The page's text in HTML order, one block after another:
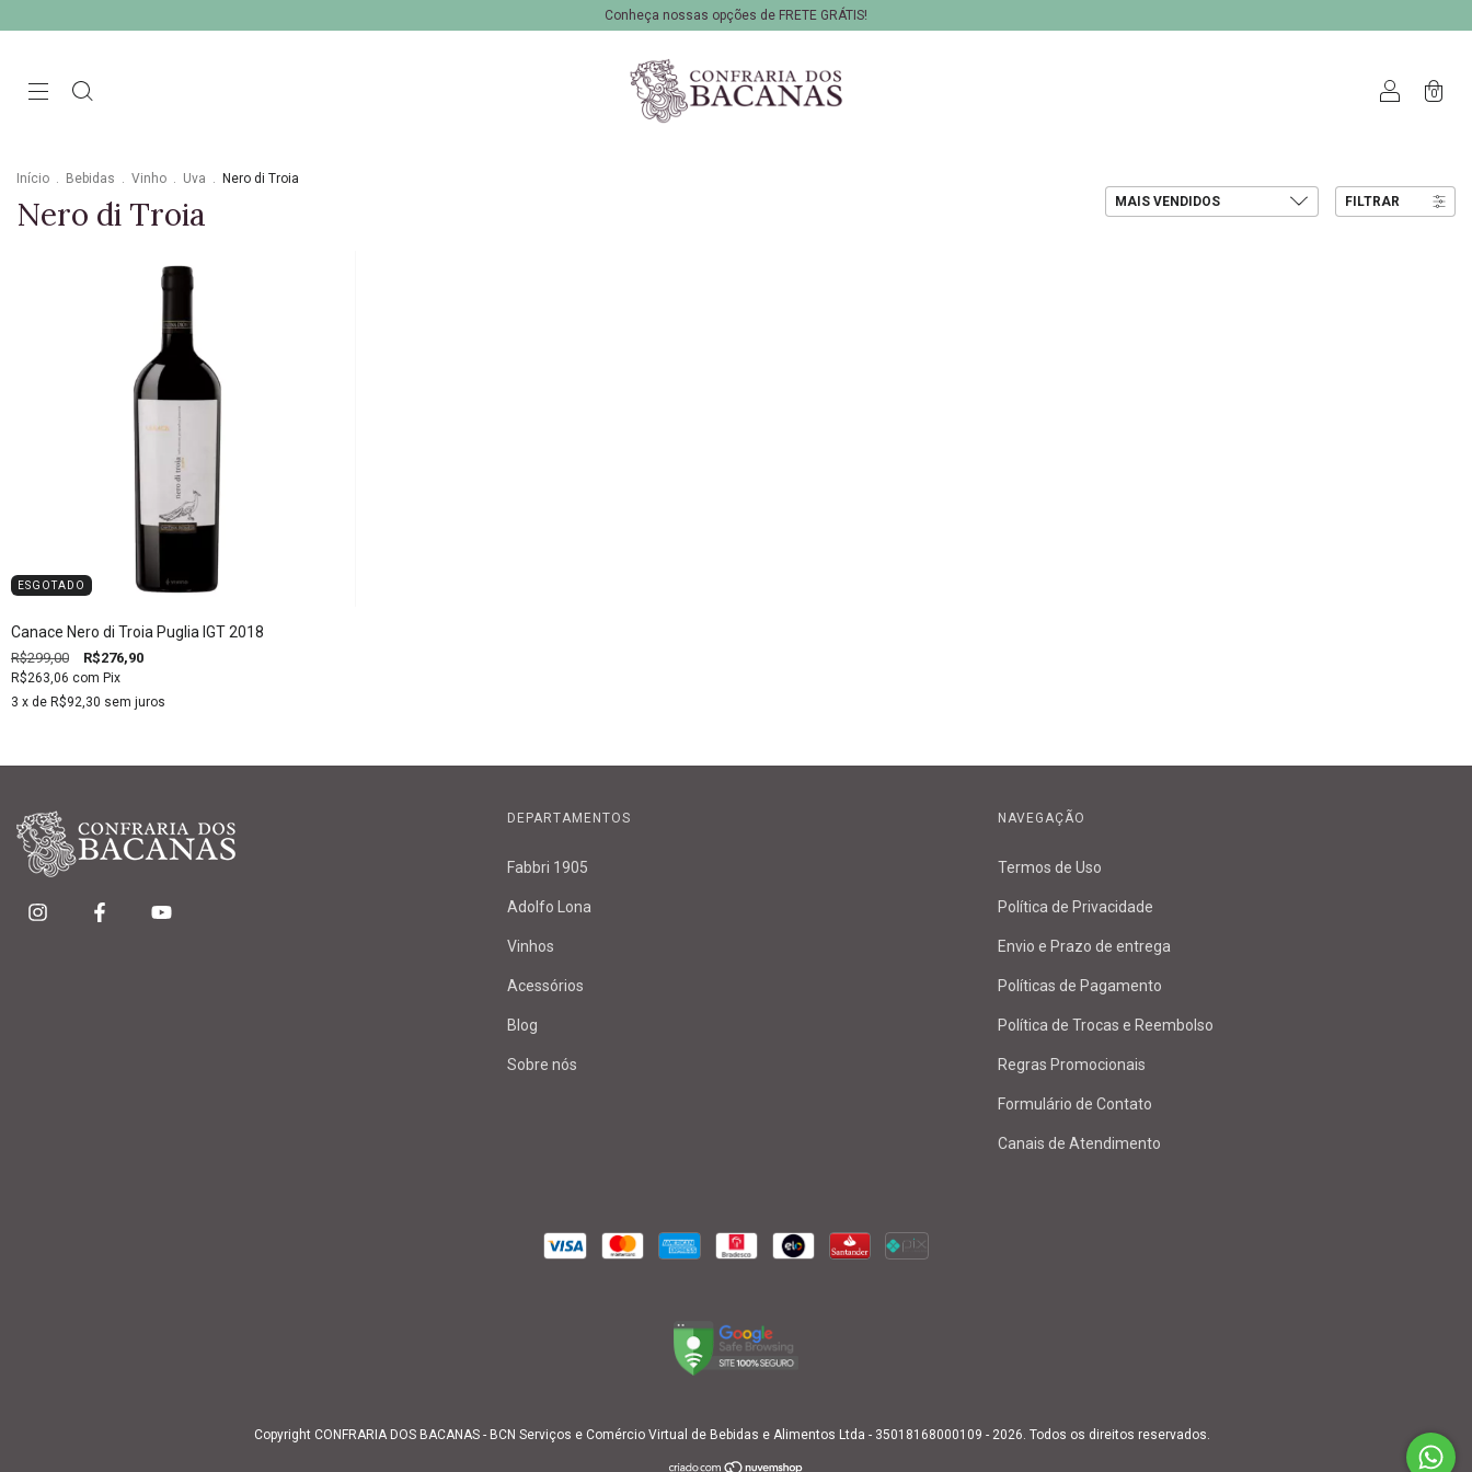
Conheça nossas opções de FRETE GRÁTIS!
0
Início . Bebidas . Vinho . Uva . Nero di Troia
Nero di Troia FILTRAR
ESGOTADO
Canace Nero di Troia Puglia IGT 2018
R$299,00 R$276,90
R$263,06 com Pix
3 x de R$92,30 sem juros
DEPARTAMENTOS
Fabbri 1905
Adolfo Lona
Vinhos
Acessórios
Blog
Sobre nós
NAVEGAÇÃO
Termos de Uso
Política de Privacidade
Envio e Prazo de entrega
Políticas de Pagamento
Política de Trocas e Reembolso
Regras Promocionais
Formulário de Contato
Canais de Atendimento
Copyright CONFRARIA DOS BACANAS - BCN Serviços e Comércio Virtual de Bebidas e Alimentos Ltda - 35018168000109 - 2026. Todos os direitos reservados.